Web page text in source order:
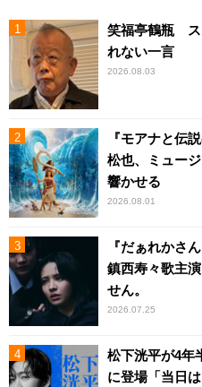
笑福亭鶴瓶 ス
れない一言
2026.08.03
『モアナと伝
松也、ミュー
響かせる
2026.08.01
『だぁれかさ
鎮西寿々歌主
せん。
2026.07.25
松下洸平が4年
に登場「当日